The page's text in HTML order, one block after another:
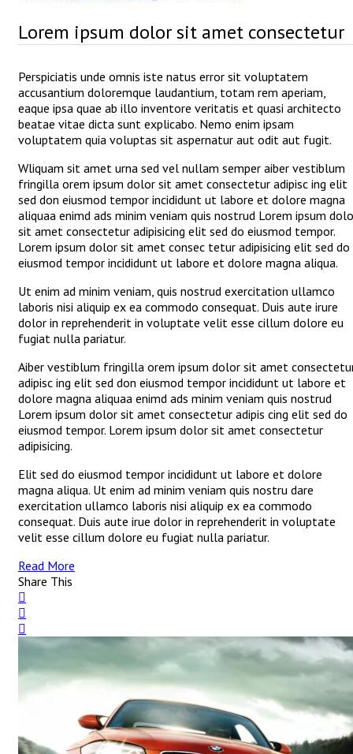
Lorem ipsum dolor sit amet consectetur
Perspiciatis unde omnis iste natus error sit voluptatem
accusantium doloremque laudantium, totam rem aperiam,
eaque ipsa quae ab illo inventore veritatis et quasi architecto
beatae vitae dicta sunt explicabo. Nemo enim ipsam
voluptatem quia voluptas sit aspernatur aut odit aut fugit.
Wliquam sit amet urna sed vel nullam semper aiber vestiblum
fringilla orem ipsum dolor sit amet consectetur adipisc ing elit
sed don eiusmod tempor incididunt ut labore et dolore magna
aliquaa enimd ads minim veniam quis nostrud Lorem ipsum
sit amet consectetur adipisicing elit sed do eiusmod tempor.
Lorem ipsum dolor sit amet consec tetur adipisicing elit sed do
eiusmod tempor incididunt ut labore et dolore magna aliqua.
Ut enim ad minim veniam, quis nostrud exercitation ullamco
laboris nisi aliquip ex ea commodo consequat. Duis aute irure
dolor in reprehenderit in voluptate velit esse cillum dolore eu
fugiat nulla pariatur.
Aiber vestiblum fringilla orem ipsum dolor sit amet
adipisc ing elit sed don eiusmod tempor incididunt ut labore et
dolore magna aliquaa enimd ads minim veniam quis nostrud
Lorem ipsum dolor sit amet consectetur adipis cing elit sed do
eiusmod tempor. Lorem ipsum dolor sit amet consectetur
adipisicing.
Elit sed do eiusmod tempor incididunt ut labore et dolore
magna aliqua. Ut enim ad minim veniam quis nostru dare
exercitation ullamco laboris nisi aliquip ex ea commodo
consequat. Duis aute irue dolor in reprehenderit in voluptate
velit esse cillum dolore eu fugiat nulla pariatur.
Read More
Share This